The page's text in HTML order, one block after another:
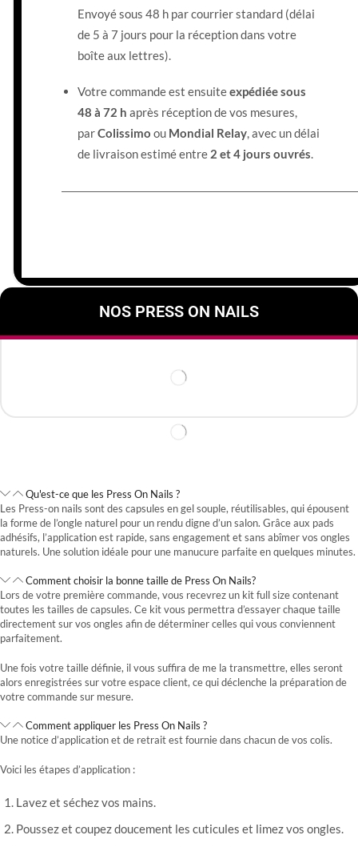
Envoyé sous 48 h par courrier standard (délai
de 5 à 7 jours pour la réception dans votre
boîte aux lettres).
Votre commande est ensuiteexpédiée sous
48 à 72 h après réception de vos mesures,
parColissimo ou Mondial Relay, avec un délai
de livraison estimé entre 2 et 4 jours ouvrés.
NOS PRESS ON NAILS
Qu'est-ce que les Press On Nails ?
Les Press-on nails sont des capsules en gel souple, réutilisables, qui épousent
la forme de l’ongle naturel pour un rendu digne d’un salon. Grâce aux pads
adhésifs, l’application est rapide, sans engagement et sans abîmer vos ongles
naturels. Une solution idéale pour une manucure parfaite en quelques minutes.
Comment choisir la bonne taille de Press On Nails?
Lors de votre première commande, vous recevrez un kit full size contenant
toutes les tailles de capsules. Ce kit vous permettra d’essayer chaque taille
directement sur vos ongles afin de déterminer celles qui vous conviennent
parfaitement.
Une fois votre taille définie, il vous suffira de me la transmettre, elles seront
alors enregistrées sur votre espace client, ce qui déclenche la préparation de
votre commande sur mesure.
Comment appliquer les Press On Nails ?
Une notice d’application et de retrait est fournie dans chacun de vos colis.
Voici les étapes d’application :
Lavez et séchez vos mains.
Poussez et coupez doucement les cuticules et limez vos ongles.